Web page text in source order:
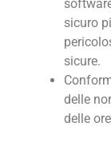
sicuro
sicure.
delle
delle